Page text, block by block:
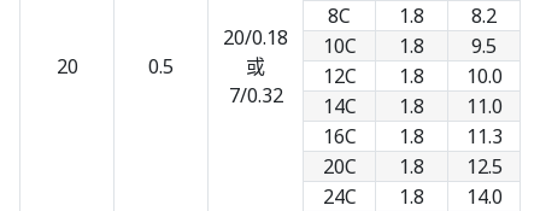
20 0.5
20/0.18
或
7/0.32
8C
1.8
8.2
10C
1.8
9.5
12C
1.8
10.0
14C
1.8
11.0
16C
1.8
11.3
20C
1.8
12.5
24C
1.8
14.0